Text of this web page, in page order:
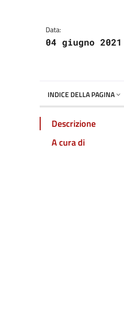
Data:
04 giugno 2021
INDICE DELLA PAGINA
Descrizione
A cura di